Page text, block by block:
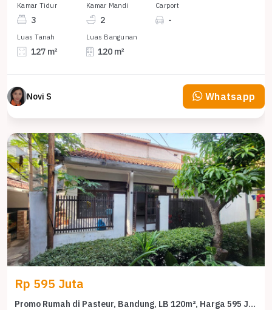
Kamar Tidur
3
Kamar Mandi
2
Carport
-
Luas Tanah
127 m²
Luas Bangunan
120 m²
Novi S Whatsapp
Rp 595 Juta
Promo Rumah di Pasteur, Bandung, LB 120m², Harga 595 Juta